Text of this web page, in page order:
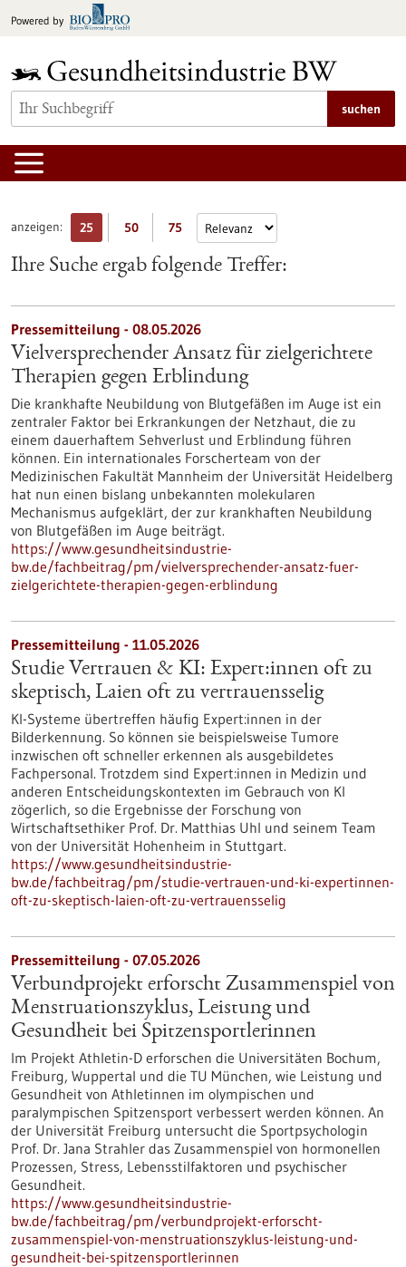
Inhalt
Powered by
suchen
anzeigen: 25 50 75
Ihre Suche ergab folgende Treffer:
Pressemitteilung - 08.05.2026
Vielversprechender Ansatz für zielgerichtete
Therapien gegen Erblindung
Die krankhafte Neubildung von Blutgefäßen im Auge ist ein
zentraler Faktor bei Erkrankungen der Netzhaut, die zu
einem dauerhaftem Sehverlust und Erblindung führen
können. Ein internationales Forscherteam von der
Medizinischen Fakultät Mannheim der Universität Heidelberg
hat nun einen bislang unbekannten molekularen
Mechanismus aufgeklärt, der zur krankhaften Neubildung
von Blutgefäßen im Auge beiträgt.
https://www.gesundheitsindustrie-
bw.de/fachbeitrag/pm/vielversprechender-ansatz-fuer-
zielgerichtete-therapien-gegen-erblindung
Pressemitteilung - 11.05.2026
Studie Vertrauen & KI: Expert:innen oft zu
skeptisch, Laien oft zu vertrauensselig
KI-Systeme übertreffen häufig Expert:innen in der
Bilderkennung. So können sie beispielsweise Tumore
inzwischen oft schneller erkennen als ausgebildetes
Fachpersonal. Trotzdem sind Expert:innen in Medizin und
anderen Entscheidungskontexten im Gebrauch von KI
zögerlich, so die Ergebnisse der Forschung von
Wirtschaftsethiker Prof. Dr. Matthias Uhl und seinem Team
von der Universität Hohenheim in Stuttgart.
https://www.gesundheitsindustrie-
bw.de/fachbeitrag/pm/studie-vertrauen-und-ki-expertinnen-
oft-zu-skeptisch-laien-oft-zu-vertrauensselig
Pressemitteilung - 07.05.2026
Verbundprojekt erforscht Zusammenspiel von
Menstruationszyklus, Leistung und
Gesundheit bei Spitzensportlerinnen
Im Projekt Athletin-D erforschen die Universitäten Bochum,
Freiburg, Wuppertal und die TU München, wie Leistung und
Gesundheit von Athletinnen im olympischen und
paralympischen Spitzensport verbessert werden können. An
der Universität Freiburg untersucht die Sportpsychologin
Prof. Dr. Jana Strahler das Zusammenspiel von hormonellen
Prozessen, Stress, Lebensstilfaktoren und psychischer
Gesundheit.
https://www.gesundheitsindustrie-
bw.de/fachbeitrag/pm/verbundprojekt-erforscht-
zusammenspiel-von-menstruationszyklus-leistung-und-
gesundheit-bei-spitzensportlerinnen